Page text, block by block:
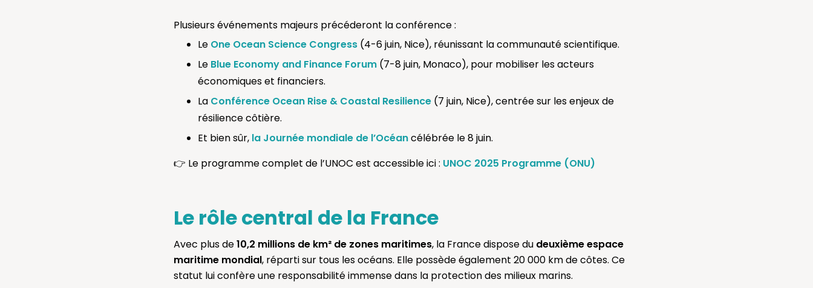
Plusieurs événements majeurs précéderont la conférence :
Le One Ocean Science Congress (4-6 juin, Nice), réunissant la communauté scientifique.
Le Blue Economy and Finance Forum (7-8 juin, Monaco), pour mobiliser les acteurs
économiques et financiers.
La Conférence Ocean Rise & Coastal Resilience (7 juin, Nice), centrée sur les enjeux de
résilience côtière.
Et bien sûr, la Journée mondiale de l’Océancélébrée le 8 juin.
👉 Le programme complet de l’UNOC est accessible ici : UNOC 2025 Programme (ONU)
Le rôle central de la France
Avec plus de10,2 millions de km² de zones maritimes, la France dispose du deuxième espace
maritime mondial, réparti sur tous les océans. Elle possède également 20 000 km de côtes. Ce
statut lui confère une responsabilité immense dans la protection des milieux marins.